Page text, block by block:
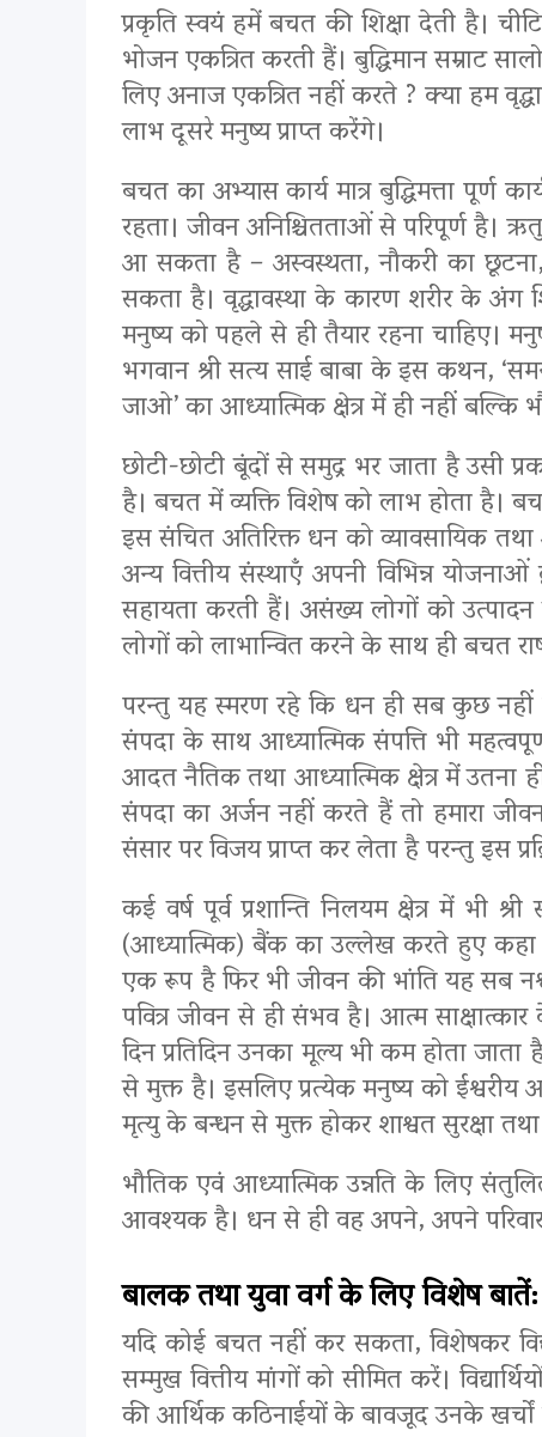
प्रकृति स्वयं हमें बचत की शिक्षा देती है।
भोजन एकत्रित करती हैं। बुद्धिमान
लिए अनाज एकत्रित नहीं करते ? क्या हम
लाभ दूसरे मनुष्य प्राप्त करेंगे।
बचत का अभ्यास कार्य मात्र बुद्धिमत्ता पूर्ण
रहता। जीवन अनिश्चितताओं से परिपूर्ण है।
आ सकता है – अस्वस्थता, नौकरी का छूटना,
सकता है। वृद्धावस्था के कारण शरीर के अंग
मनुष्य को पहले से ही तैयार रहना चाहिए।
भगवान श्री सत्य साई बाबा के इस कथन,
जाओ’ का आध्यात्मिक क्षेत्र में ही नहीं बल्कि
छोटी-छोटी बूंदों से समुद्र भर जाता है उसी
है। बचत में व्यक्ति विशेष को लाभ होता है।
इस संचित अतिरिक्त धन को व्यावसायिक
अन्य वित्तीय संस्थाएँ अपनी विभिन्न
सहायता करती हैं। असंख्य लोगों को उत्पादन
लोगों को लाभान्वित करने के साथ ही बचत
परन्तु यह स्मरण रहे कि धन ही सब कुछ नहीं
संपदा के साथ आध्यात्मिक संपत्ति भी
आदत नैतिक तथा आध्यात्मिक क्षेत्र में उतना
संपदा का अर्जन नहीं करते हैं तो हमारा
संसार पर विजय प्राप्त कर लेता है परन्तु इस
कई वर्ष पूर्व प्रशान्ति निलयम क्षेत्र में
(आध्यात्मिक) बैंक का उल्लेख करते हुए कहा
एक रूप है फिर भी जीवन की भांति यह सब
पवित्र जीवन से ही संभव है। आत्म
दिन प्रतिदिन उनका मूल्य भी कम होता
से मुक्त है। इसलिए प्रत्येक मनुष्य को ईश्वरीय
मृत्यु के बन्धन से मुक्त होकर शाश्वत सुरक्षा
भौतिक एवं आध्यात्मिक उन्नति के लिए
आवश्यक है। धन से ही वह अपने, अपने परिवार
बालक तथा युवा वर्ग के लिए विशेष बातें:
यदि कोई बचत नहीं कर सकता, विशेषकर
सम्मुख वित्तीय मांगों को सीमित करें।
की आर्थिक कठिनाईयों के बावजूद उनके खर्चों